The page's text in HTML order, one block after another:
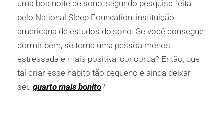
uma boa noite de sono, segundo pesquisa feita
pelo National Sleep Foundation, instituição
americana de estudos do sono. Se você consegue
dormir bem, se torna uma pessoa menos
estressada e mais positiva, concorda? Então, que
tal criar esse hábito tão pequeno e ainda deixar
seu quarto mais bonito?